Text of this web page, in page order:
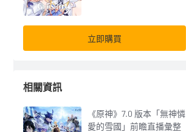
立即購買
相關資訊
《原神》7.0 版本「無神憐
愛的雪國」前瞻直播彙整